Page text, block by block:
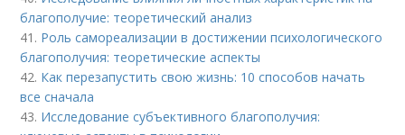
благополучие: теоретический анализ
41. Роль самореализации в достижении психологического
благополучия: теоретические аспекты
42. Как перезапустить свою жизнь: 10 способов начать
все сначала
43. Исследование субъективного благополучия: